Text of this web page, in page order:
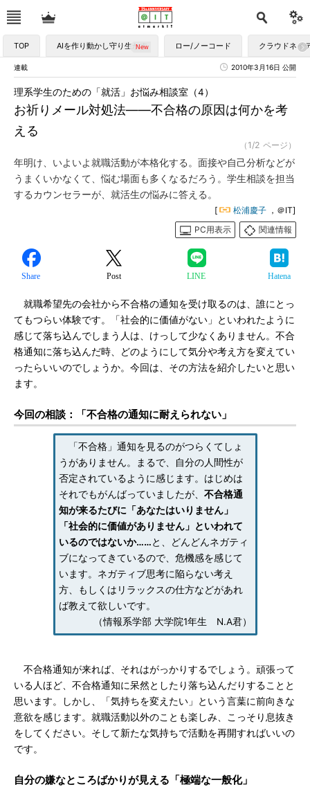
TOP AIを作り動かし守り生かす ロー/ノーコード クラウドネイ
連載 2010年3月16日 公開
お祈りメール対処法――不合格の原因は何かを考
える
理系学生のための「就活」お悩み相談室（4）
（1/2 ページ）
年明け、いよいよ就職活動が本格化する。面接や自己分析などが
うまくいかなくて、悩む場面も多くなるだろう。学生相談を担当
するカウンセラーが、就活生の悩みに答える。
[ 松浦慶子 ，＠IT]
PC用表示
関連情報
Share Post LINE Hatena
就職希望先の会社から不合格の通知を受け取るのは、誰にとっ
てもつらい体験です。「社会的に価値がない」といわれたように
感じて落ち込んでしまう人は、けっして少なくありません。不合
格通知に落ち込んだ時、どのようにして気分や考え方を変えてい
ったらいいのでしょうか。今回は、その方法を紹介したいと思い
ます。
今回の相談：「不合格の通知に耐えられない」
「不合格」通知を見るのがつらくてしょ
うがありません。まるで、自分の人間性が
否定されているように感じます。はじめは
それでもがんばっていましたが、 不合格通
知が来るたびに「あなたはいりません」
「社会的に価値がありません」といわれて
いるのではないか……と、どんどんネガティ
ブになってきているので、危機感を感じて
います。ネガティブ思考に陥らない考え
方、もしくはリラックスの仕方などがあれ
ば教えて欲しいです。
（情報系学部 大学院1年生 N.A君）
不合格通知が来れば、それはがっかりするでしょう。頑張って
いる人ほど、不合格通知に呆然としたり落ち込んだりすることと
思います。しかし、「気持ちを変えたい」という言葉に前向きな
意欲を感じます。就職活動以外のことも楽しみ、こっそり息抜き
をしてください。そして新たな気持ちで活動を再開すればいいの
です。
自分の嫌なところばかりが見える「極端な一般化」